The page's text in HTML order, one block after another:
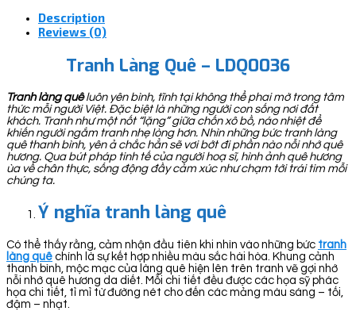
Description
Reviews (0)
Tranh Làng Quê – LDQ0036
Tranh làng quêluôn yên bình, tĩnh tại không thể phai mờ trong tâm
thức mỗi người Việt. Đặc biệt là những người con sống nơi đất
khách. Tranh như một nốt “lặng” giữa chốn xô bồ, náo nhiệt để
khiến người ngắm tranh nhẹ lòng hơn. Nhìn những bức tranh làng
quê thanh bình, yên ả chắc hẳn sẽ vơi bớt đi phần nào nỗi nhớ quê
hương. Qua bút pháp tinh tế của người hoạ sĩ, hình ảnh quê hương
ùa về chân thực, sống động đầy cảm xúc như chạm tới trái tim mỗi
chúng ta.
Ý nghĩa tranh làng quê
Có thể thấy rằng, cảm nhận đầu tiên khi nhìn vào những bức tranh
làng quê chính là sự kết hợp nhiều màu sắc hài hòa. Khung cảnh
thanh bình, mộc mạc của làng quê hiện lên trên tranh vẽ gợi nhớ
nỗi nhớ quê hương da diết. Mỗi chi tiết đều được các họa sỹ phác
họa chi tiết, tỉ mỉ từ đường nét cho đến các mảng màu sáng – tối,
đậm – nhạt.